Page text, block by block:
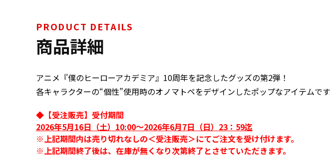
PRODUCT DETAILS
商品詳細
アニメ『僕のヒーローアカデミア』10周年を記念したグッズの第2弾！
各キャラクターの“個性”使用時のオノマトペをデザインしたポップなアイテムです
◆【受注販売】受付期間
2026年5月16日（土）10:00～2026年6月7日（日）23：59迄
※上記期間内は売り切れなしの＜受注販売＞にてご注文を受け付けます。
※上記期間終了後は、在庫が無くなり次第終了とさせていただきます。